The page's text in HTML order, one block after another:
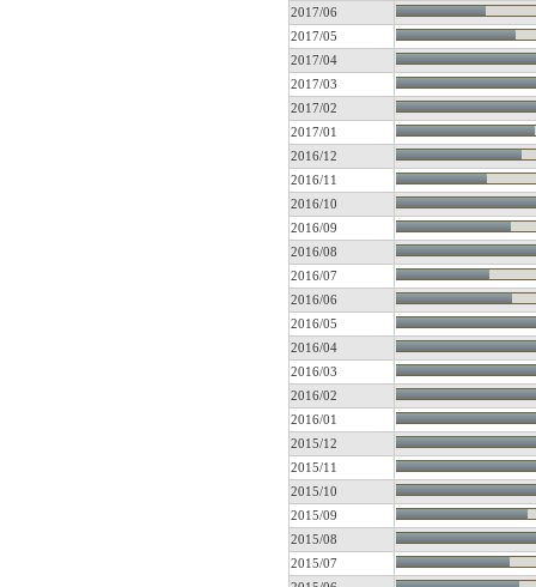
2017/06
2017/05
2017/04
2017/03
2017/02
2017/01
2016/12
2016/11
2016/10
2016/09
2016/08
2016/07
2016/06
2016/05
2016/04
2016/03
2016/02
2016/01
2015/12
2015/11
2015/10
2015/09
2015/08
2015/07